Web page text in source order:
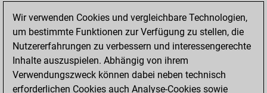
Freitag, Februar
24, 2023
You achieved a
BeautyScore of 1
Wir verwenden Cookies und vergleichbare Technologien,
um bestimmte Funktionen zur Verfügung zu stellen, die
Nutzererfahrungen zu verbessern und interessengerechte
Inhalte auszuspielen. Abhängig von ihrem
Verwendungszweck können dabei neben technisch
erforderlichen Cookies auch Analyse-Cookies sowie